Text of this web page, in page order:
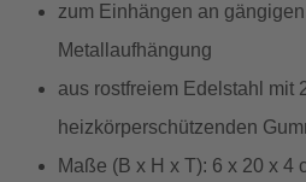
zum Einhängen an
Metallaufhängung
aus rostfreiem Edelstahl mit
heizkörperschützenden
Maße (B x H x T): 6 x 20 x 4